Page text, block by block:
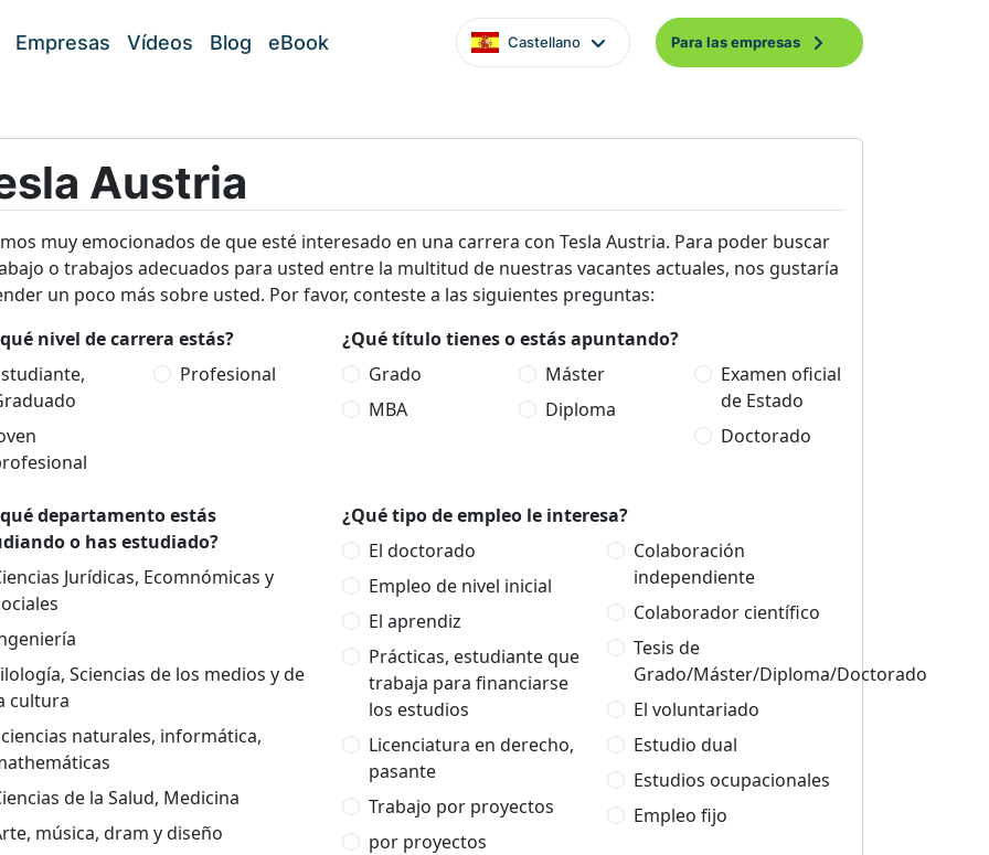
Empresas Vídeos Blog eBook Castellano Para las empresas
Austria
muy emocionados de que esté interesado en una carrera con Tesla Austria. Para poder buscar
o trabajos adecuados para usted entre la multitud de nuestras vacantes actuales, nos gustaría
un poco más sobre usted. Por favor, conteste a las siguientes preguntas:
nivel de carrera estás?
Profesional
¿Qué título tienes o estás apuntando?
Grado
MBA
Máster
Diploma
Examen oficial
de Estado
Doctorado
qué departamento estás
o has estudiado?
Jurídicas, Ecomnómicas y
Sciencias de los medios y de
cultura
naturales, informática,
de la Salud, Medicina
música, dram y diseño
¿Qué tipo de empleo le interesa?
El doctorado
Empleo de nivel inicial
El aprendiz
Prácticas, estudiante que
trabaja para financiarse
los estudios
Licenciatura en derecho,
pasante
Trabajo por proyectos
por proyectos
Colaboración
independiente
Colaborador científico
Tesis de
Grado/Máster/Diploma/Doctorado
El voluntariado
Estudio dual
Estudios ocupacionales
Empleo fijo